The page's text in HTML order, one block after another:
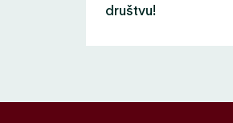
društvu!